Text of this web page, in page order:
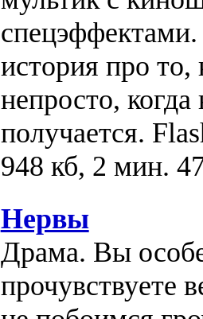
история про то,
непросто, когда
получается.
948 кб, 2 мин.
Нервы
Драма. Вы
прочувствуете